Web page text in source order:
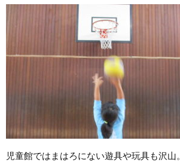
児童館ではまはろにない遊具や玩具も沢山。